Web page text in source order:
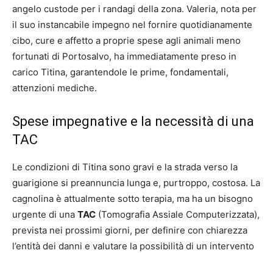
angelo custode per i randagi della zona. Valeria, nota per
il suo instancabile impegno nel fornire quotidianamente
cibo, cure e affetto a proprie spese agli animali meno
fortunati di Portosalvo, ha immediatamente preso in
carico Titina, garantendole le prime, fondamentali,
attenzioni mediche.
Spese impegnative e la necessità di una
TAC
Le condizioni di Titina sono gravi e la strada verso la
guarigione si preannuncia lunga e, purtroppo, costosa. La
cagnolina è attualmente sotto terapia, ma ha un bisogno
urgente di una TAC (Tomografia Assiale Computerizzata),
prevista nei prossimi giorni, per definire con chiarezza
l’entità dei danni e valutare la possibilità di un intervento